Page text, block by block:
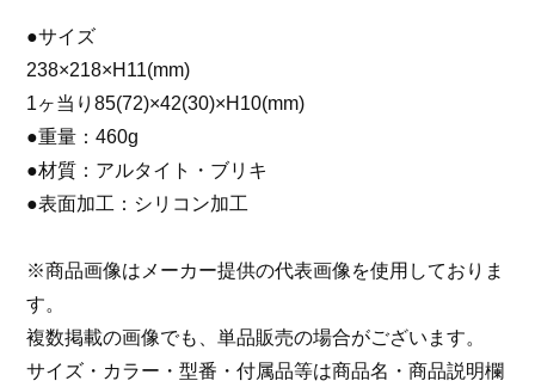
●サイズ
238×218×H11(mm)
1ヶ当り85(72)×42(30)×H10(mm)
●重量：460g
●材質：アルタイト・ブリキ
●表面加工：シリコン加工
※商品画像はメーカー提供の代表画像を使用しておりま
す。
複数掲載の画像でも、単品販売の場合がございます。
サイズ・カラー・型番・付属品等は商品名・商品説明欄